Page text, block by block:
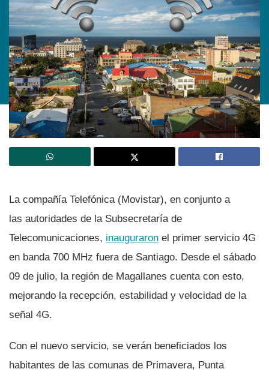
La compañí­a Telefónica (Movistar), en conjunto a
las autoridades de la Subsecretarí­a de
Telecomunicaciones, inauguraron el primer servicio 4G
en banda 700 MHz fuera de Santiago. Desde el sábado
09 de julio, la región de Magallanes cuenta con esto,
mejorando la recepción, estabilidad y velocidad de la
señal 4G.
Con el nuevo servicio, se verán beneficiados los
habitantes de las comunas de Primavera, Punta